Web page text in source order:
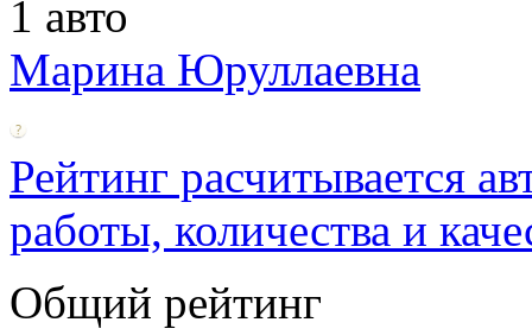
1 авто
Марина Юруллаевна
Рейтинг расчитывается
работы, количества и
Общий рейтинг